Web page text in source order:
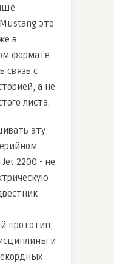
это
в
формате
связь с
а не
листа.
эту
2200 - не
прототип,
и